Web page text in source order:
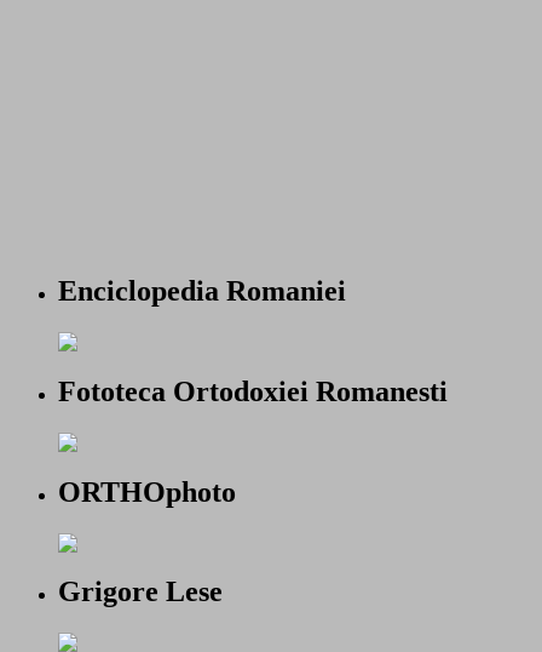
Enciclopedia Romaniei
Fototeca Ortodoxiei Romanesti
ORTHOphoto
Grigore Lese